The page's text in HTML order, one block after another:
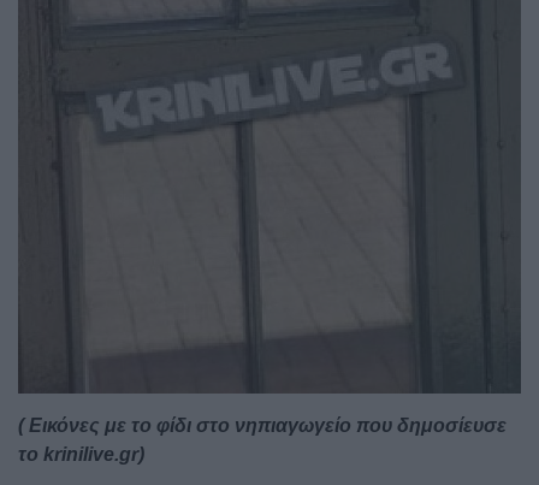
( Εικόνες με το φίδι στο νηπιαγωγείο που δημοσίευσε
το krinilive.gr)